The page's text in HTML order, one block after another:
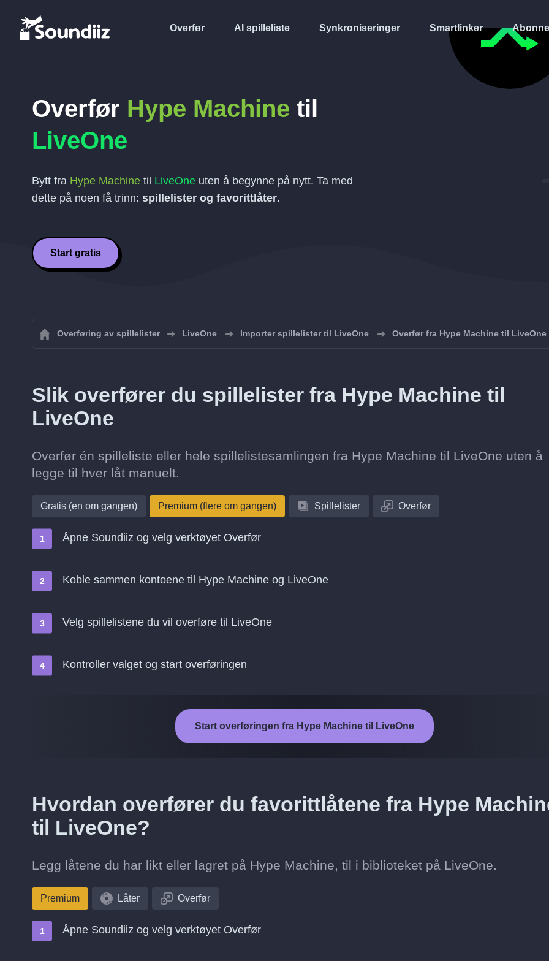
Overfør AI spilleliste Synkroniseringer Smartlinker
Overfør Hype Machine til
LiveOne
Bytt fra Hype Machine til LiveOne uten å begynne på nytt. Ta med
dette på noen få trinn: spillelister og favorittlåter.
Start gratis
Overføring av spillelister LiveOne Importer spillelister til LiveOne Overfør fra Hype Machine til LiveOne
Slik overfører du spillelister fra Hype Machine til
LiveOne
Overfør én spilleliste eller hele spillelistesamlingen fra Hype Machine til LiveOne uten å
legge til hver låt manuelt.
Gratis (en om gangen) Premium (flere om gangen) Spillelister Overfør
Åpne Soundiiz og velg verktøyet Overfør
Koble sammen kontoene til Hype Machine og LiveOne
Velg spillelistene du vil overføre til LiveOne
Kontroller valget og start overføringen
Start overføringen fra Hype Machine til LiveOne
Hvordan overfører du favorittlåtene fra Hype
til LiveOne?
Legg låtene du har likt eller lagret på Hype Machine, til i biblioteket på LiveOne.
Premium Låter Overfør
Åpne Soundiiz og velg verktøyet Overfør